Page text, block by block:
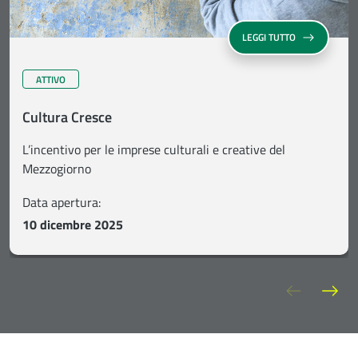
LEGGI TUTTOSU CULTURA
ATTIVO
Cultura Cresce
L’incentivo per le imprese culturali e creative del
Mezzogiorno
Data apertura:
10 dicembre 2025
Slide